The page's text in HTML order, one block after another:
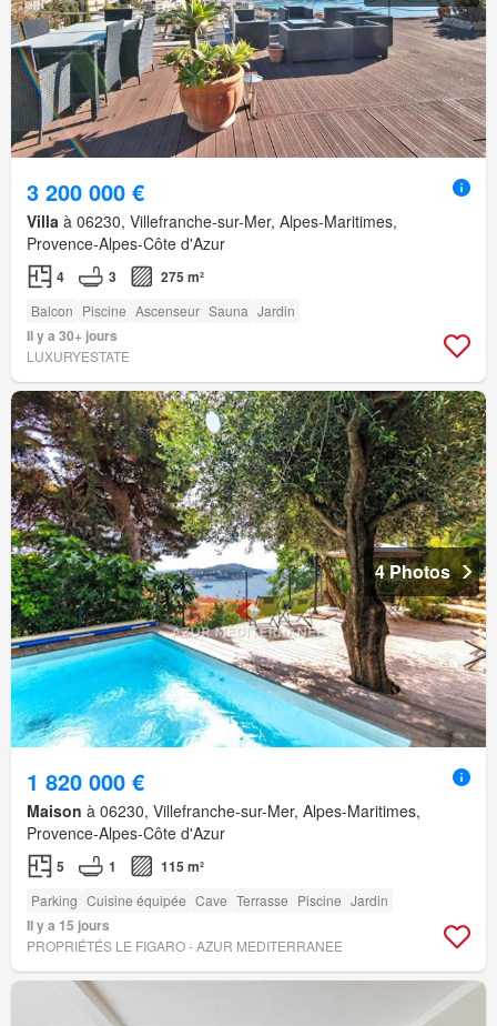
3 200 000 €
Villa à 06230, Villefranche-sur-Mer, Alpes-Maritimes,
Provence-Alpes-Côte d'Azur
4 3 275 m²
Balcon Piscine Ascenseur Sauna Jardin
Il y a 30+ jours
LUXURYESTATE
4 Photos
1 820 000 €
Maison à 06230, Villefranche-sur-Mer, Alpes-Maritimes,
Provence-Alpes-Côte d'Azur
5 1 115 m²
Parking Cuisine équipée Cave Terrasse Piscine Jardin
Il y a 15 jours
PROPRIÉTÉS LE FIGARO - AZUR MEDITERRANEE